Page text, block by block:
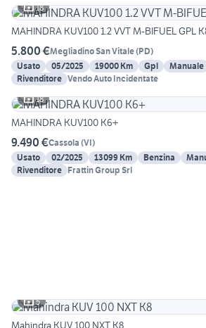
18
MAHINDRA KUV100 1.2 VVT M-BIFUEL GPL
5.800 €Megliadino San Vitale(PD)
Usato
05/2025 19000 Km Gpl Manuale
Rivenditore Vendo Auto Incidentate
18
MAHINDRA KUV100 K6+
9.490 €Cassola (VI)
Usato
02/2025 13099 Km Benzina
Rivenditore Frattin Group Srl
5
Mahindra KUV 100 NXT K8